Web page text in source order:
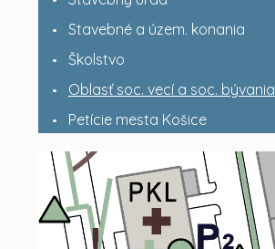
Stavebné a územ. konania
Školstvo
Oblasť soc. vecí a soc. bývania
Petície mesta Košice